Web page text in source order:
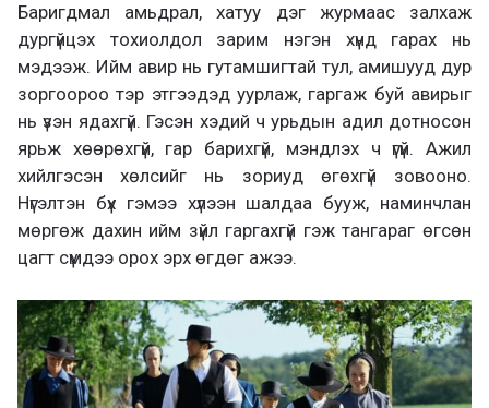
Баригдмал амьдрал, хатуу дэг журмаас залхаж
дургүйцэх тохиолдол зарим нэгэн хүнд гарах нь
мэдээж. Ийм авир нь гутамшигтай тул, амишууд дур
зоргоороо тэр этгээдэд уурлаж, гаргаж буй авирыг
нь үзэн ядахгүй. Гэсэн хэдий ч урьдын адил дотносон
ярьж хөөрөхгүй, гар барихгүй, мэндлэх ч үгүй. Ажил
хийлгэсэн хөлсийг нь зориуд өгөхгүй зовооно.
Нүгэлтэн бүх гэмээ хүлээн шалдаа бууж, наминчлан
мөргөж дахин ийм зүйл гаргахгүй гэж тангараг өгсөн
цагт сүмдээ орох эрх өгдөг ажээ.